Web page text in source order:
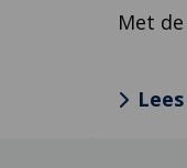
Met